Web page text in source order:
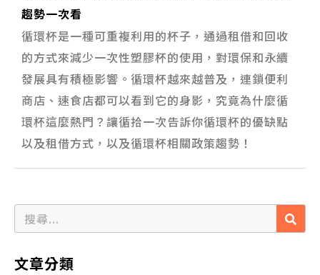
趨勢一次看
循環杯是一種可重複利用的杯子，通過租借和回收
的方式來減少一次性塑膠杯的使用，對環保和永續
發展具有積極影響。循環杯越來越普及，連鎖便利
商店、速食店都可以看到它的身影，究竟為什麼循
環杯這麼熱門？讓循拾一次告訴你循環杯的優缺點
以及租借方式，以及循環杯相關政策趨勢！
文章分類